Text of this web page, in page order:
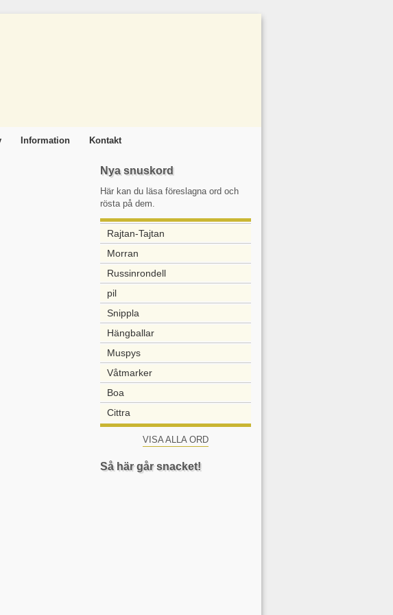
Information Kontakt
Nya snuskord
Här kan du läsa föreslagna ord och
rösta på dem.
Rajtan-Tajtan
Morran
Russinrondell
pil
Snippla
Hängballar
Muspys
Våtmarker
Boa
Cittra
VISA ALLA ORD
Så här går snacket!